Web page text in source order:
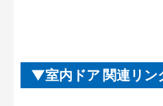
室内ドア 関連リン